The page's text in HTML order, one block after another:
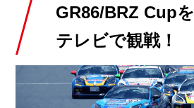
GR86/BRZ Cupを
テレビで観戦！